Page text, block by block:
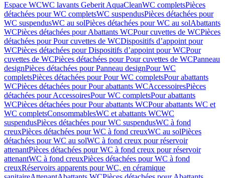
Espace WCWC lavants Geberit AquaCleanWC completsPièces
détachées pour WC completsWC suspendusPièces détachées pour
WC suspendusWC au solPièces détachées pour WC au solAbattants
WCPièces détachées pour Abattants WCPour cuvettes de WCPièces
détachées pour Pour cuvettes de WCDispositifs d’appoint pour
WCPièces détachées pour Dispositifs d’appoint pour WCPour
cuvettes de WCPièces détachées pour Pour cuvettes de WCPanneau
designPièces détachées pour Panneau designPour WC
completsPièces détachées pour Pour WC completsPour abattants
WCPièces détachées pour Pour abattants WCAccessoiresPièces
détachées pour AccessoiresPour WC completsPour abattants
WCPièces détachées pour Pour abattants WCPour abattants WC et
WC completsConsommablesWC et abattants WCWC
suspendusPièces détachées pour WC suspendusWC à fond
creuxPièces détachées pour WC à fond creuxWC au solPièces
détachées pour WC au solWC à fond creux pour réservoir
attenantPièces détachées pour WC à fond creux pour réservoir
attenantWC à fond creuxPièces détachées pour WC à fond
creuxRéservoirs apparents pour WC, en céramique